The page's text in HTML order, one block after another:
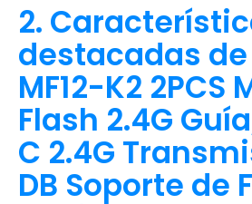
2.
destacadas de
MF12-K2 2PCS
Flash 2.4G
C 2.4G
DB Soporte de